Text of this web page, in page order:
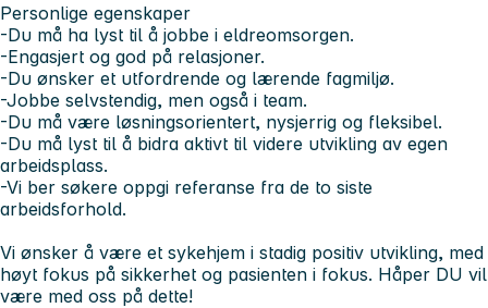
Personlige egenskaper
-Du må ha lyst til å jobbe i eldreomsorgen.
-Engasjert og god på relasjoner.
-Du ønsker et utfordrende og lærende fagmiljø.
-Jobbe selvstendig, men også i team.
-Du må være løsningsorientert, nysjerrig og fleksibel.
-Du må lyst til å bidra aktivt til videre utvikling av egen
arbeidsplass.
-Vi ber søkere oppgi referanse fra de to siste
arbeidsforhold.
Vi ønsker å være et sykehjem i stadig positiv utvikling, med
høyt fokus på sikkerhet og pasienten i fokus. Håper DU vil
være med oss på dette!